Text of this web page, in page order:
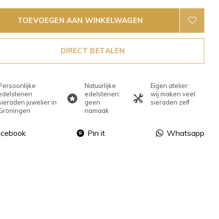
TOEVOEGEN AAN WINKELWAGEN
DIRECT BETALEN
juwelier in
Natuurlijke
edelstenen:
geen
namaak
Eigen atelier:
wij maken veel
sieraden zelf
Pin it Whatsapp